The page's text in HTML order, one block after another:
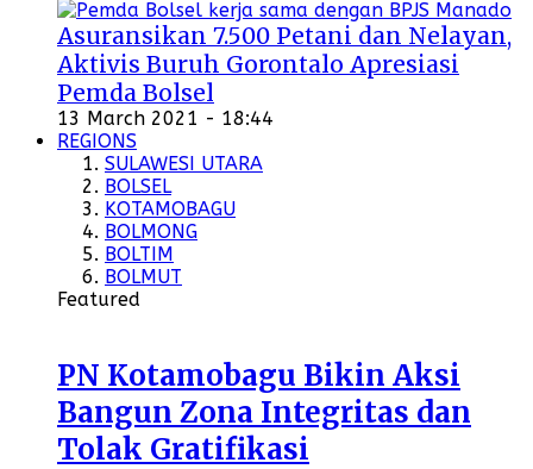
Asuransikan 7.500 Petani dan Nelayan,
Aktivis Buruh Gorontalo Apresiasi
Pemda Bolsel
13 March 2021 - 18:44
REGIONS
SULAWESI UTARA
BOLSEL
KOTAMOBAGU
BOLMONG
BOLTIM
BOLMUT
Featured
PN Kotamobagu Bikin Aksi
Bangun Zona Integritas dan
Tolak Gratifikasi